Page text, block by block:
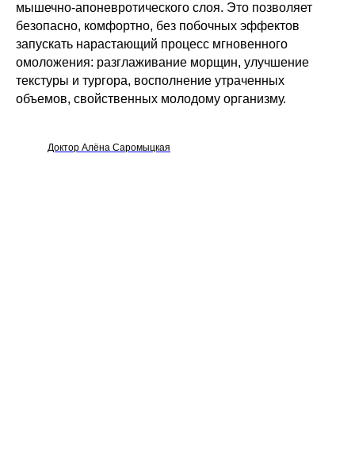
мышечно-апоневротического слоя. Это позволяет
безопасно, комфортно, без побочных эффектов
запускать нарастающий процесс мгновенного
омоложения: разглаживание морщин, улучшение
текстуры и тургора, восполнение утраченных
объемов, свойственных молодому организму.
Доктор Алёна Саромыцкая